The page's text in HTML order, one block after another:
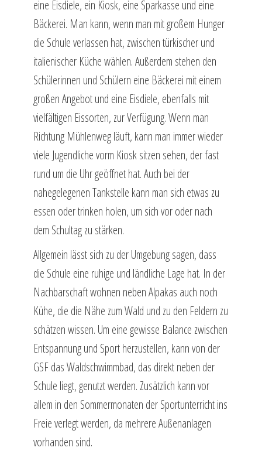
eine Eisdiele, ein Kiosk, eine Sparkasse und eine
Bäckerei. Man kann, wenn man mit großem Hunger
die Schule verlassen hat, zwischen türkischer und
italienischer Küche wählen. Außerdem stehen den
Schülerinnen und Schülern eine Bäckerei mit einem
großen Angebot und eine Eisdiele, ebenfalls mit
vielfältigen Eissorten, zur Verfügung. Wenn man
Richtung Mühlenweg läuft, kann man immer wieder
viele Jugendliche vorm Kiosk sitzen sehen, der fast
rund um die Uhr geöffnet hat. Auch bei der
nahegelegenen Tankstelle kann man sich etwas zu
essen oder trinken holen, um sich vor oder nach
dem Schultag zu stärken.
Allgemein lässt sich zu der Umgebung sagen, dass
die Schule eine ruhige und ländliche Lage hat. In der
Nachbarschaft wohnen neben Alpakas auch noch
Kühe, die die Nähe zum Wald und zu den Feldern zu
schätzen wissen. Um eine gewisse Balance zwischen
Entspannung und Sport herzustellen, kann von der
GSF das Waldschwimmbad, das direkt neben der
Schule liegt, genutzt werden. Zusätzlich kann vor
allem in den Sommermonaten der Sportunterricht ins
Freie verlegt werden, da mehrere Außenanlagen
vorhanden sind.